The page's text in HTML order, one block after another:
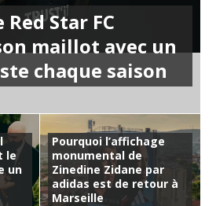
Star FC
maillot avec un
chaque saison
le
un
Pourquoi l’affichage
monumental de
Zinedine Zidane par
adidas est de retour à
Marseille